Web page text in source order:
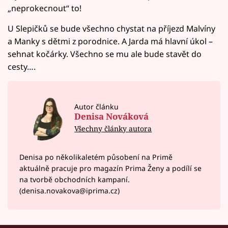
„neprokecnout“ to!
U Slepičků se bude všechno chystat na příjezd Malvíny
a Manky s dětmi z porodnice. A Jarda má hlavní úkol –
sehnat kočárky. Všechno se mu ale bude stavět do
cesty….
Autor článku
Denisa Nováková
Všechny články autora
Denisa po několikaletém působení na Primě
aktuálně pracuje pro magazín Prima Ženy a podílí se
na tvorbě obchodních kampaní.
(denisa.novakova@iprima.cz)